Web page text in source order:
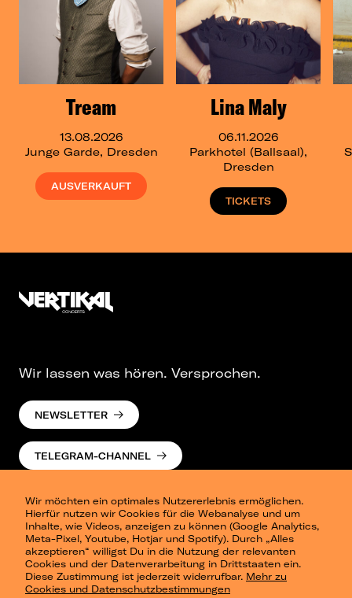
Tream
13.08.2026
Junge Garde, Dresden
AUSVERKAUFT
Lina Maly
06.11.2026
Parkhotel (Ballsaal),
Dresden
TICKETS
Wir möchten ein optimales Nutzererlebnis ermöglichen.
Hierfür nutzen wir Cookies für die Webanalyse und um
Inhalte, wie Videos, anzeigen zu können (Google Analytics,
Meta-Pixel, Youtube, Hotjar und Spotify). Durch „Alles
akzeptieren“ willigst Du in die Nutzung der relevanten
Cookies und der Datenverarbeitung in Drittstaaten ein.
Diese Zustimmung ist jederzeit widerrufbar. Mehr zu
Cookies und Datenschutzbestimmungen
Wir lassen was hören. Versprochen.
NEWSLETTER
TELEGRAM-CHANNEL
Presse
Berlin